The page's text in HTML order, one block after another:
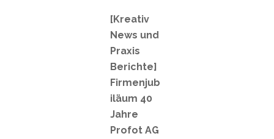
[Kreativ
News und
Praxis
Berichte]
Firmenjub
iläum 40
Jahre
Profot AG